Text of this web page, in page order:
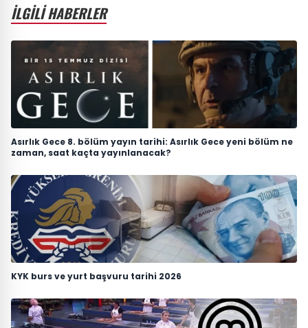
İLGİLİ HABERLER
Asırlık Gece 8. bölüm yayın tarihi: Asırlık Gece yeni bölüm ne
zaman, saat kaçta yayınlanacak?
KYK burs ve yurt başvuru tarihi 2026